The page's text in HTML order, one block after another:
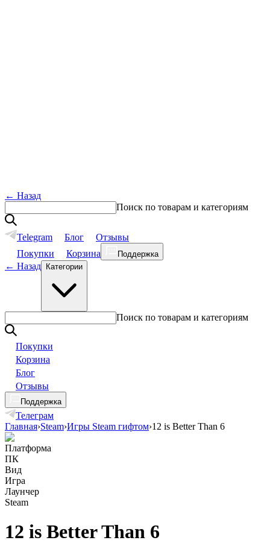
← Назад
Поиск по товарам и категориям
Telegram Блог
Отзывы
Покупки
Корзина Поддержка
← Назад Категории
Поиск по товарам и категориям
Покупки
Корзина
Блог
Отзывы
Поддержка
Телеграм
Главная›Steam›Игры Steam гифтом›12 is Better Than 6
Платформа
ПК
Вид
Игра
Лаунчер
Steam
12 is Better Than 6